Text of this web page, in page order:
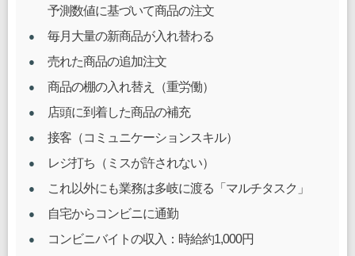
予測数値に基づいて商品の注文
毎月大量の新商品が入れ替わる
売れた商品の追加注文
商品の棚の入れ替え（重労働）
店頭に到着した商品の補充
接客（コミュニケーションスキル）
レジ打ち（ミスが許されない）
これ以外にも業務は多岐に渡る「マルチタスク」
自宅からコンビニに通勤
コンビニバイトの収入：時給約1,000円